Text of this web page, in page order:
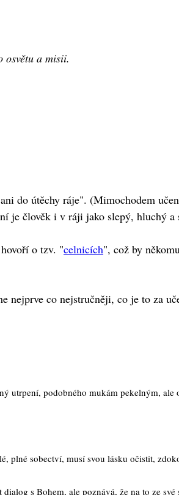
osvětu a misii.
do útěchy ráje". (Mimochodem
je člověk i v ráji jako slepý, hluchý a
o tzv. "celnicích", což by
nejprve co nejstručněji, co je to za
utrpení, podobného mukám pekelným, ale
plné sobectví, musí svou lásku očistit,
s Bohem, ale poznává, že na to ze